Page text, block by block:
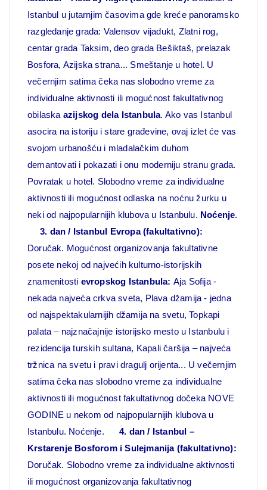
Istanbul u jutarnjim časovima gde kreće panoramsko
razgledanje grada: Valensov vijadukt, Zlatni rog,
centar grada Taksim, deo grada Bešiktaš, prelazak
Bosfora, Azijska strana... Smeštanje u hotel. U
večernjim satima čeka nas slobodno vreme za
individualne aktivnosti ili mogućnost fakultativnog
obilaska azijskog dela Istanbula. Ako vas Istanbul
asocira na istoriju i stare građevine, ovaj izlet će vas
svojom urbanošću i mladalačkim duhom
demantovati i pokazati i onu moderniju stranu grada.
Povratak u hotel. Slobodno vreme za individualne
aktivnosti ili mogućnost odlaska na noćnu žurku u
neki od najpopularnijih klubova u Istanbulu. Noćenje.
3. dan / Istanbul Evropa (fakultativno):
Doručak. Mogućnost organizovanja fakultativne
posete nekoj od najvećih kulturno-istorijskih
znamenitosti evropskog Istanbula: Aja Sofija -
nekada najveća crkva sveta, Plava džamija - jedna
od najspektakularnijih džamija na svetu, Topkapi
palata – najznačajnije istorijsko mesto u Istanbulu i
rezidencija turskih sultana, Kapali čaršija – najveća
tržnica na svetu i pravi dragulj orijenta... U večernjim
satima čeka nas slobodno vreme za individualne
aktivnosti ili mogućnost fakultativnog dočeka NOVE
GODINE u nekom od najpopularnijih klubova u
Istanbulu. Noćenje.
4. dan / Istanbul –
Krstarenje Bosforom i Sulejmanija (fakultativno):
Doručak. Slobodno vreme za individualne aktivnosti
ili mogućnost organizovanja fakultativnog